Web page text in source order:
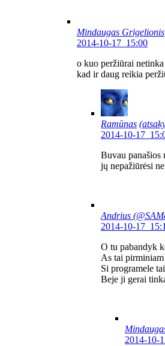
Mindaugas Grigelionis
2014-10-17 15:00
o kuo peržiūrai
kad ir daug reikia
Ramūnas
2014-10-17
Buvau panašios
jų nepažiūrėsi
Andrius
2014-10-17
O tu pabandyk
As tai
Si programele
Beje ji gerai
2014-10-